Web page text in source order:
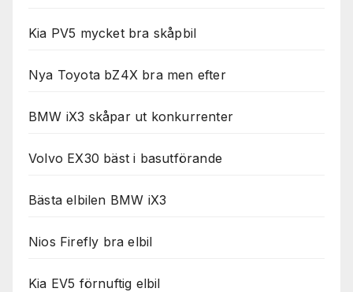
Kia PV5 mycket bra skåpbil
Nya Toyota bZ4X bra men efter
BMW iX3 skåpar ut konkurrenter
Volvo EX30 bäst i basutförande
Bästa elbilen BMW iX3
Nios Firefly bra elbil
Kia EV5 förnuftig elbil